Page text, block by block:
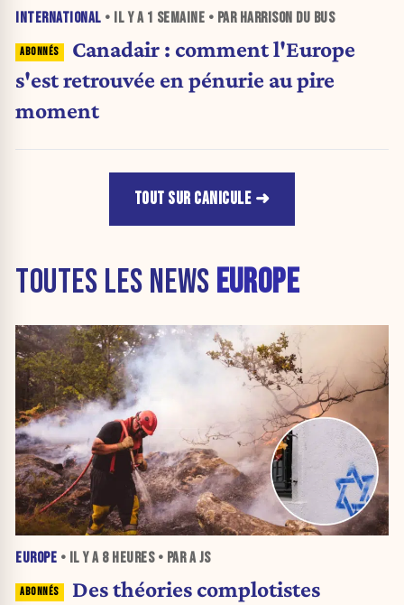
INTERNATIONAL • IL Y A 1 SEMAINE • PAR HARRISON DU BUS
Canadair : comment l'Europe
s'est retrouvée en pénurie au pire
moment
TOUT SUR CANICULE
TOUTES LES NEWS EUROPE
EUROPE • IL Y A 8 HEURES• PAR A JS
Des théories complotistes